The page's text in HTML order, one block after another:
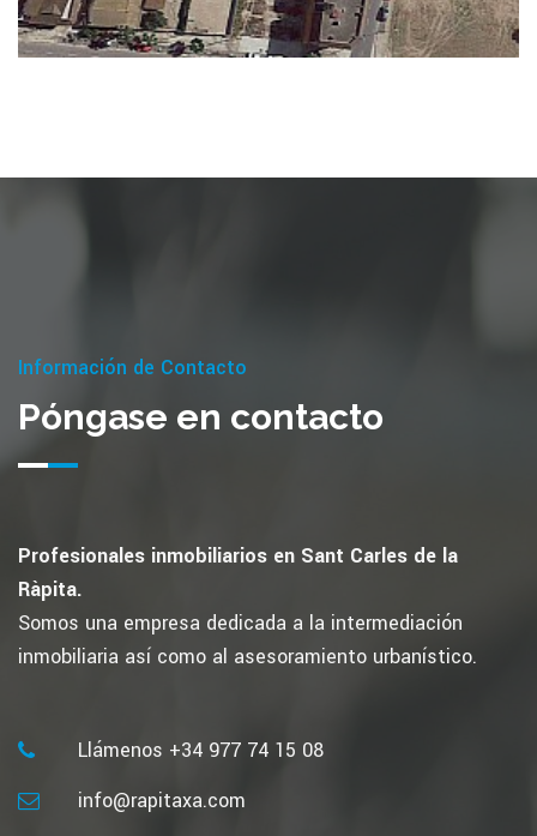
Información de Contacto
Póngase en contacto
Profesionales inmobiliarios en Sant Carles de la
Ràpita.
Somos una empresa dedicada a la intermediación
inmobiliaria así como al asesoramiento urbanístico.
Llámenos +34 977 74 15 08
info@rapitaxa.com